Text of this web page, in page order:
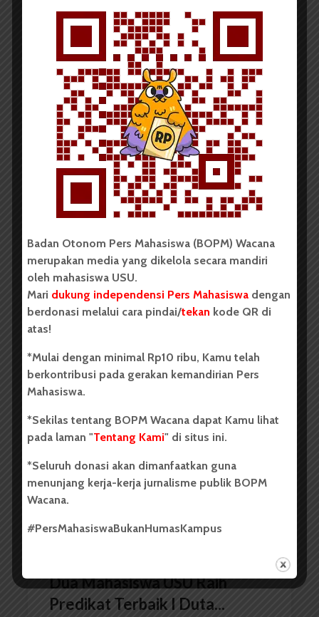
Fakultas dan Unit PPK USU
Tindaklanjuti Kasus...
Redaksi 12 Juli 2026 2 menit waktu baca
BERITA KAMPUS
Mahasiswa FEB USU
Terungkap Jadi Pelaku...
BERITA KAMPUS
Dua Mahasiswa USU Raih
Predikat Terbaik I Duta...
Badan Otonom Pers Mahasiswa (BOPM) Wacana
merupakan media yang dikelola secara mandiri
oleh mahasiswa USU.
Mari dukung independensi Pers Mahasiswa dengan
berdonasi melalui cara pindai/tekan kode QR di
atas!
*Mulai dengan minimal Rp10 ribu, Kamu telah
berkontribusi pada gerakan kemandirian Pers
Mahasiswa.
*Sekilas tentang BOPM Wacana dapat Kamu lihat
pada laman "Tentang Kami" di situs ini.
*Seluruh donasi akan dimanfaatkan guna
menunjang kerja-kerja jurnalisme publik BOPM
Wacana.
#PersMahasiswaBukanHumasKampus